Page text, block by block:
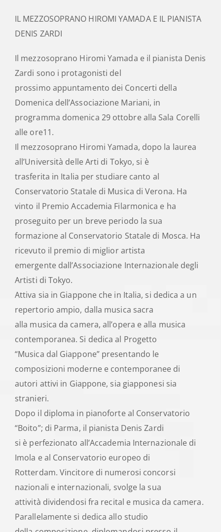
IL MEZZOSOPRANO HIROMI YAMADA E IL PIANISTA
DENIS ZARDI
Il mezzosoprano Hiromi Yamada e il pianista Denis
Zardi sono i protagonisti del
prossimo appuntamento dei Concerti della
Domenica dell’Associazione Mariani, in
programma domenica 29 ottobre alla Sala Corelli
alle ore11.
Il mezzosoprano Hiromi Yamada, dopo la laurea
all’Università delle Arti di Tokyo, si è
trasferita in Italia per studiare canto al
Conservatorio Statale di Musica di Verona. Ha
vinto il Premio Accademia Filarmonica e ha
proseguito per un breve periodo la sua
formazione al Conservatorio Statale di Mosca. Ha
ricevuto il premio di miglior artista
emergente dall’Associazione Internazionale degli
Artisti di Tokyo.
Attiva sia in Giappone che in Italia, si dedica a un
repertorio ampio, dalla musica sacra
alla musica da camera, all’opera e alla musica
contemporanea. Si dedica al Progetto
“Musica dal Giappone” presentando le
composizioni moderne e contemporanee di
autori attivi in Giappone, sia giapponesi sia
stranieri.
Dopo il diploma in pianoforte al Conservatorio
“Boito”; di Parma, il pianista Denis Zardi
si è perfezionato all’Accademia Internazionale di
Imola e al Conservatorio europeo di
Rotterdam. Vincitore di numerosi concorsi
nazionali e internazionali, svolge la sua
attività dividendosi fra recital e musica da camera.
Parallelamente si dedica allo studio